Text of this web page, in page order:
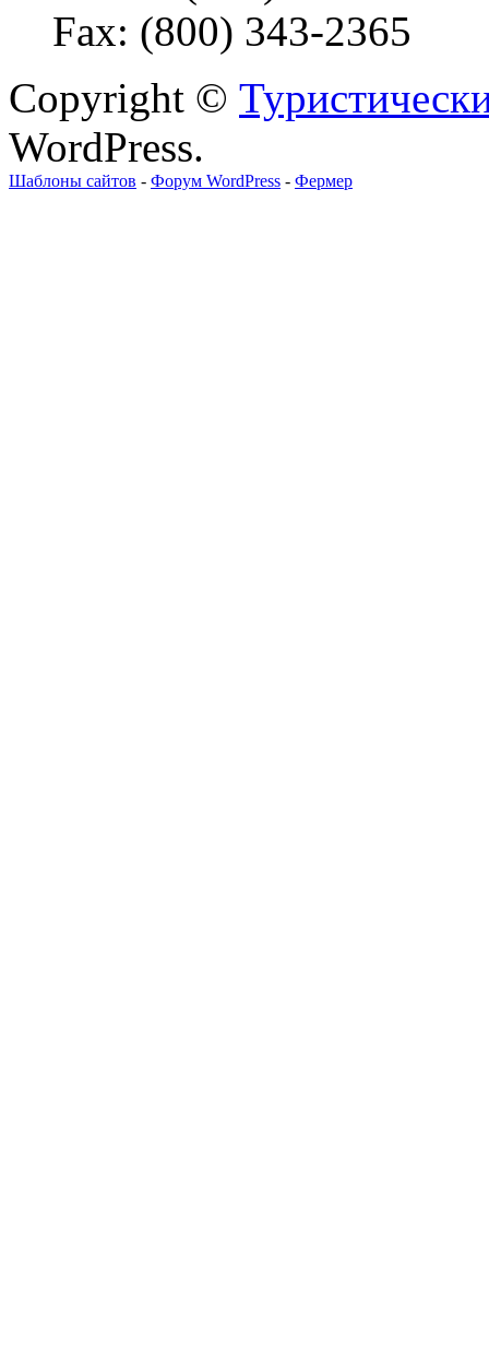
Fax: (800) 343-2365
Copyright ©
WordPress.
Шаблоны сайтов - Форум WordPress - Фермер